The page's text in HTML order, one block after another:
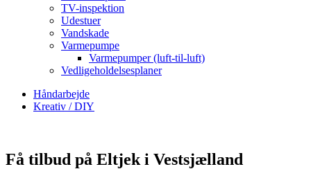
TV-inspektion
Udestuer
Vandskade
Varmepumpe
Varmepumper (luft-til-luft)
Vedligeholdelsesplaner
Håndarbejde
Kreativ / DIY
Få tilbud på Eltjek i Vestsjælland